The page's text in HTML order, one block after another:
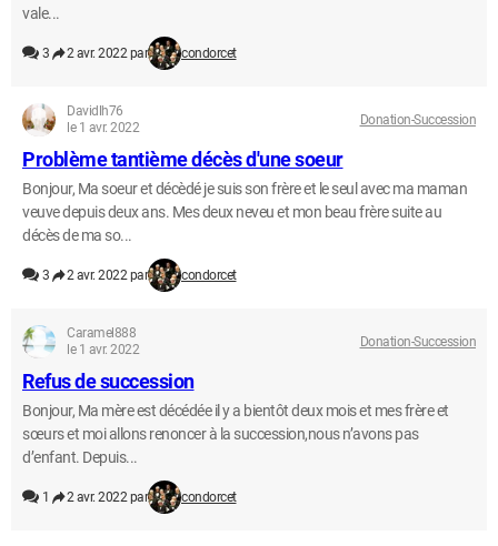
vale...
3 2 avr. 2022 par condorcet
Davidlh76
le 1 avr. 2022
Donation-Succession
Problème tantième décès d'une soeur
Bonjour, Ma soeur et décèdé je suis son frère et le seul avec ma maman
veuve depuis deux ans. Mes deux neveu et mon beau frère suite au
décès de ma so...
3 2 avr. 2022 par condorcet
Caramel888
le 1 avr. 2022
Donation-Succession
Refus de succession
Bonjour, Ma mère est décédée il y a bientôt deux mois et mes frère et
sœurs et moi allons renoncer à la succession,nous n’avons pas
d’enfant. Depuis...
1 2 avr. 2022 par condorcet